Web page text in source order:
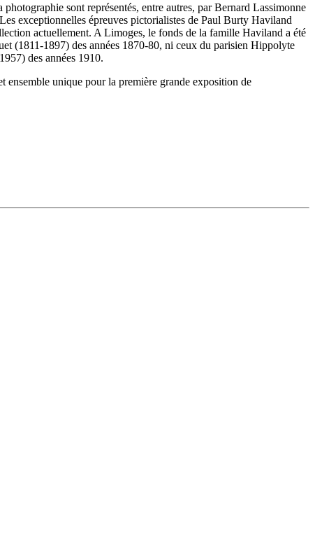
sont représentés, entre autres, par Bernard Lassimonne
exceptionnelles épreuves pictorialistes de Paul Burty Haviland
actuellement. A Limoges, le fonds de la famille Haviland a été
(1811-1897) des années 1870-80, ni ceux du parisien Hippolyte
des années 1910.
ensemble unique pour la première grande exposition de